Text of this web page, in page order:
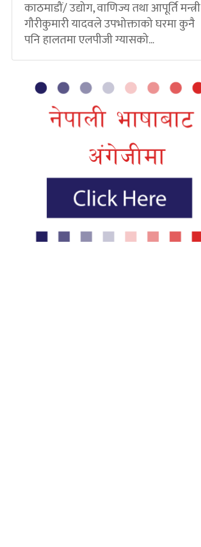
काठमाडौं/ उद्योग, वाणिज्य तथा आपूर्ति मन्त्री
गौरीकुमारी यादवले उपभोक्ताको घरमा कुनै
पनि हालतमा एलपीजी ग्यासको...